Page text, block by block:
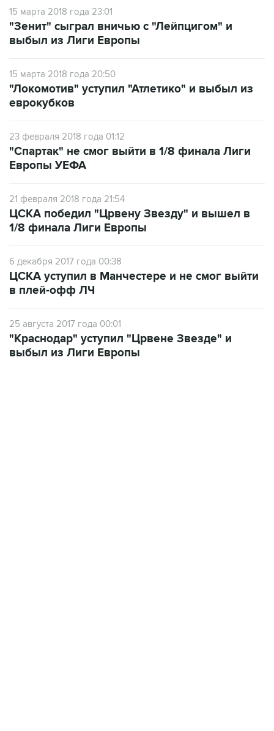
15 марта 2018 года 23:01
"Зенит" сыграл вничью с "Лейпцигом" и
выбыл из Лиги Европы
15 марта 2018 года 20:50
"Локомотив" уступил "Атлетико" и выбыл из
еврокубков
23 февраля 2018 года 01:12
"Спартак" не смог выйти в 1/8 финала Лиги
Европы УЕФА
21 февраля 2018 года 21:54
ЦСКА победил "Црвену Звезду" и вышел в
1/8 финала Лиги Европы
6 декабря 2017 года 00:38
ЦСКА уступил в Манчестере и не смог выйти
в плей-офф ЛЧ
25 августа 2017 года 00:01
"Краснодар" уступил "Црвене Звезде" и
выбыл из Лиги Европы